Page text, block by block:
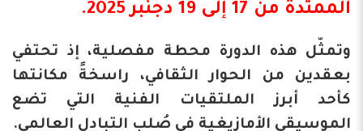
الممتدة من 17 إلى 19 دجنبر 2025.
وتمثّل هذه الدورة محطة مفصلية، إذ تحتفي
بعقدين من الحوار الثقافي، راسخةً مكانتها
كأحد أبرز الملتقيات الفنية التي تضع
الموسيقى الأمازيغية في صُلب التبادل العالمي.